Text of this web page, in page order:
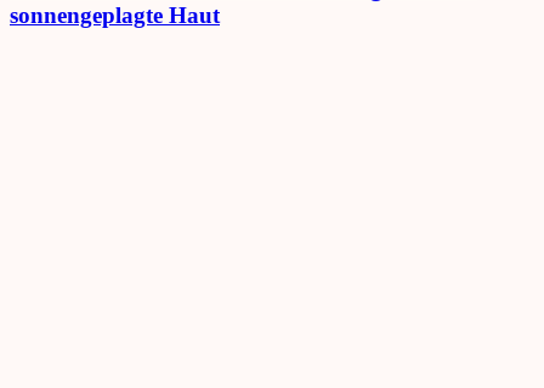
sonnengeplagte Haut